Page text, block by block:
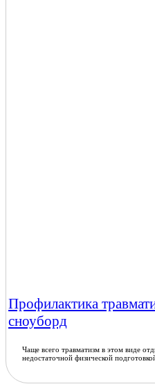
Профилактика
сноуборд
Чаще всего травматизм в этом виде
недостаточной физической